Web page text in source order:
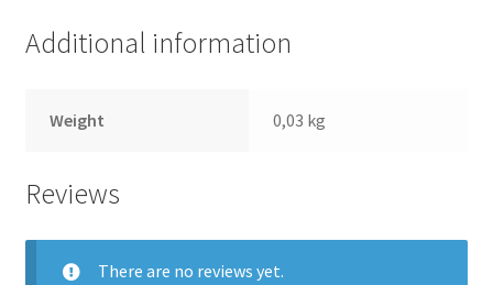
Additional information
Weight 0,03 kg
Reviews
There are no reviews yet.